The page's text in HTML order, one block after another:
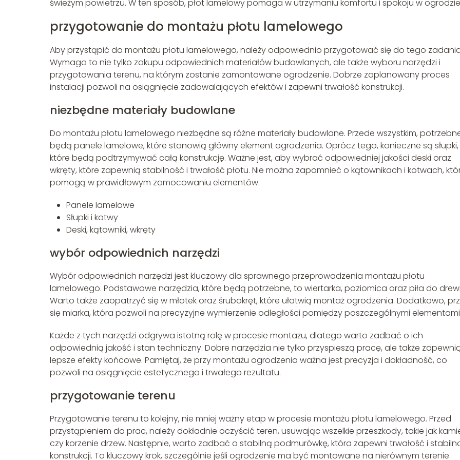
świeżym powietrzu. W ten sposób, płot lamelowy pomaga w utrzymaniu komfortu i spokoju w
przygotowanie do montażu płotu lamelowego
Aby przystąpić do montażu płotu lamelowego, należy odpowiednio przygotować się do tego
Wymaga to nie tylko zakupu odpowiednich materiałów budowlanych, ale także wyboru narzędzi i
przygotowania terenu, na którym zostanie zamontowane ogrodzenie. Dobrze zaplanowany proces
instalacji pozwoli na osiągnięcie zadowalających efektów i zapewni trwałość konstrukcji.
niezbędne materiały budowlane
Do montażu płotu lamelowego niezbędne są różne materiały budowlane. Przede wszystkim,
będą panele lamelowe, które stanowią główny element ogrodzenia. Oprócz tego, konieczne są słupki,
które będą podtrzymywać całą konstrukcję. Ważne jest, aby wybrać odpowiedniej jakości deski oraz
wkręty, które zapewnią stabilność i trwałość płotu. Nie można zapomnieć o kątownikach i kotwach,
pomogą w prawidłowym zamocowaniu elementów.
Panele lamelowe
Słupki i kotwy
Deski, kątowniki, wkręty
wybór odpowiednich narzędzi
Wybór odpowiednich narzędzi jest kluczowy dla sprawnego przeprowadzenia montażu płotu
lamelowego. Podstawowe narzędzia, które będą potrzebne, to wiertarka, poziomica oraz piła do
Warto także zaopatrzyć się w młotek oraz śrubokręt, które ułatwią montaż ogrodzenia. Dodatkowo,
się miarka, która pozwoli na precyzyjne wymierzenie odległości pomiędzy poszczególnymi
Każde z tych narzędzi odgrywa istotną rolę w procesie montażu, dlatego warto zadbać o ich
odpowiednią jakość i stan techniczny. Dobre narzędzia nie tylko przyspieszą pracę, ale także
lepsze efekty końcowe. Pamiętaj, że przy montażu ogrodzenia ważna jest precyzja i dokładność, co
pozwoli na osiągnięcie estetycznego i trwałego rezultatu.
przygotowanie terenu
Przygotowanie terenu to kolejny, nie mniej ważny etap w procesie montażu płotu lamelowego. Przed
przystąpieniem do prac, należy dokładnie oczyścić teren, usuwając wszelkie przeszkody, takie jak
czy korzenie drzew. Następnie, warto zadbać o stabilną podmurówkę, która zapewni trwałość i
konstrukcji. To kluczowy krok, szczególnie jeśli ogrodzenie ma być montowane na nierównym terenie.